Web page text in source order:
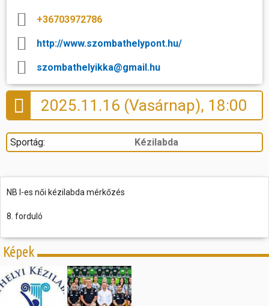
+36703972786
http://www.szombathelypont.hu/
szombathelyikka@gmail.hu
2025.11.16 (Vasárnap), 18:00
Sportág: Kézilabda
NB I-es női kézilabda mérkőzés
8. forduló
Képek